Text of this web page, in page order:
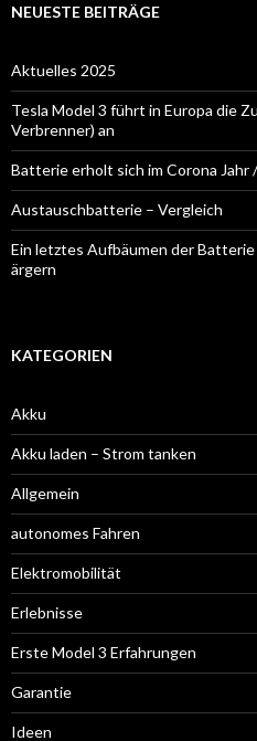
NEUESTE BEITRÄGE
Aktuelles 2025
Tesla Model 3 führt in Europa die
Verbrenner) an
Batterie erholt sich im Corona Jahr
Austauschbatterie – Vergleich
Ein letztes Aufbäumen der
ärgern
KATEGORIEN
Akku
Akku laden – Strom tanken
Allgemein
autonomes Fahren
Elektromobilität
Erlebnisse
Erste Model 3 Erfahrungen
Garantie
Ideen